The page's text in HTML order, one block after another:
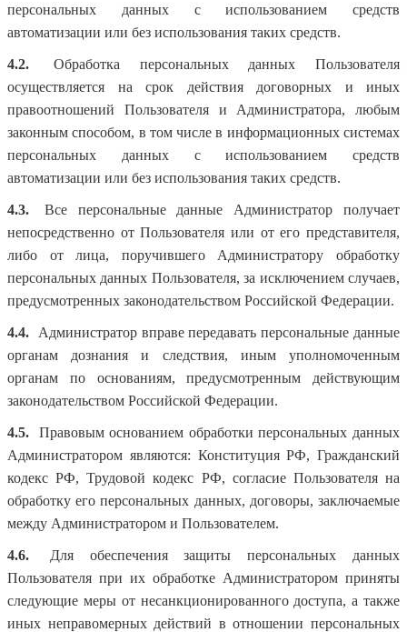
персональных данных с использованием средств
автоматизации или без использования таких средств.
4.2.
Обработка персональных данных Пользователя
осуществляется на срок действия договорных и иных
правоотношений Пользователя и Администратора, любым
законным способом, в том числе в информационных системах
персональных данных с использованием средств
автоматизации или без использования таких средств.
4.3.
Все персональные данные Администратор получает
непосредственно от Пользователя или от его представителя,
либо от лица, поручившего Администратору обработку
персональных данных Пользователя, за исключением случаев,
предусмотренных законодательством Российской Федерации.
4.4.
Администратор вправе передавать персональные данные
органам дознания и следствия, иным уполномоченным
органам по основаниям, предусмотренным действующим
законодательством Российской Федерации.
4.5.
Правовым основанием обработки персональных данных
Администратором являются: Конституция РФ, Гражданский
кодекс РФ, Трудовой кодекс РФ, согласие Пользователя на
обработку его персональных данных, договоры, заключаемые
между Администратором и Пользователем.
4.6.
Для обеспечения защиты персональных данных
Пользователя при их обработке Администратором приняты
следующие меры от несанкционированного доступа, а также
иных неправомерных действий в отношении персональных